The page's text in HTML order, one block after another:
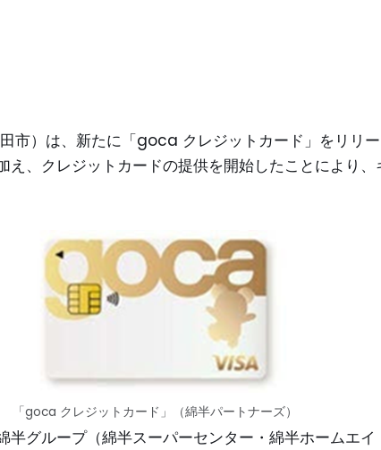
市）は、新たに「goca クレジットカード」をリリ
、クレジットカードの提供を開始したことにより、
「goca クレジットカード」（綿半パートナーズ）
グループ（綿半スーパーセンター・綿半ホームエイ